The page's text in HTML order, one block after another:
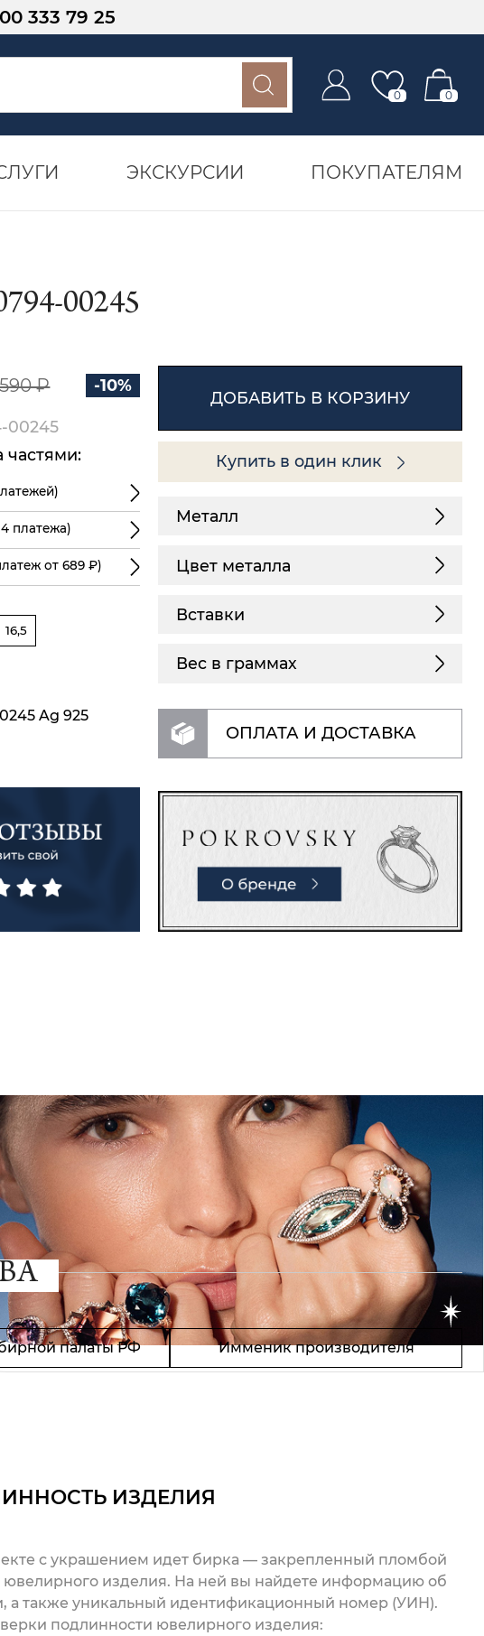
333 79 25
0 0
ЭКСКУРСИИ ПОКУПАТЕЛЯМ
00245
₽ -10%
00245
частями:
платежа)
от 689 ₽)
16,5
Ag 925
ДОБАВИТЬ В КОРЗИНУ
Купить в один клик
Металл
Цвет металла
Вставки
Вес в граммах
ОПЛАТА И ДОСТАВКА
палаты РФ Имменик производителя
ИЗДЕЛИЯ
с украшением идет бирка — закрепленный пломбой
ювелирного изделия. На ней вы найдете информацию об
а также уникальный идентификационный номер (УИН).
подлинности ювелирного изделия: